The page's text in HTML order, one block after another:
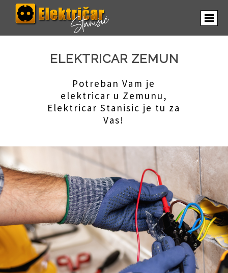
ELEKTRICAR ZEMUN
Potreban Vam je
elektricar u Zemunu,
Elektricar Stanisic je tu za
Vas!